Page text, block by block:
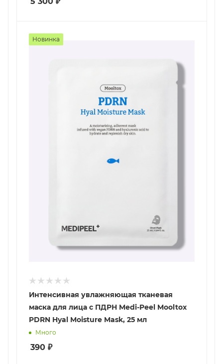
Новинка
Интенсивная увлажняющая тканевая
маска для лица с ПДРН Medi-Peel Mooltox
PDRN Hyal Moisture Mask, 25 мл
Много
390 ₽